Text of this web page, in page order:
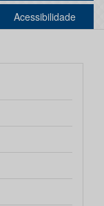
Acessibilidade